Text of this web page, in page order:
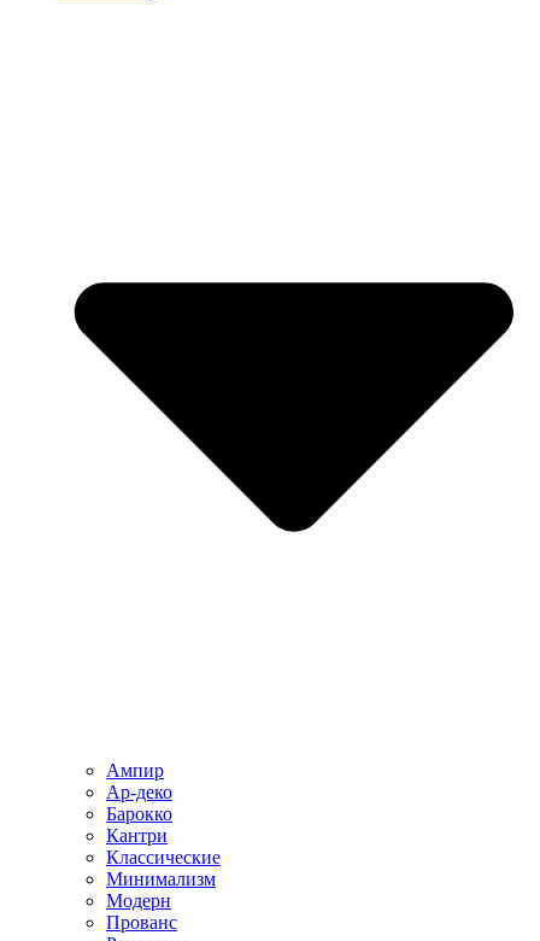
Ампир
Ар-деко
Барокко
Кантри
Классические
Минимализм
Модерн
Прованс